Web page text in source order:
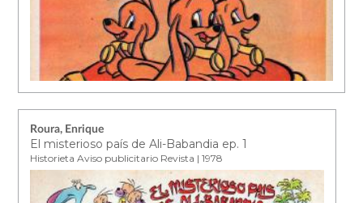
Roura, Enrique
El misterioso país de Ali-Babandia ep. 1
Historieta Aviso publicitario Revista | 1978